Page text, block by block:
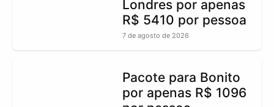
Londres por apenas
R$ 5410 por pessoa
7 de agosto de 2026
Pacote para Bonito
por apenas R$ 1096